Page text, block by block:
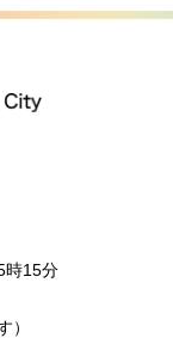
時15分
）